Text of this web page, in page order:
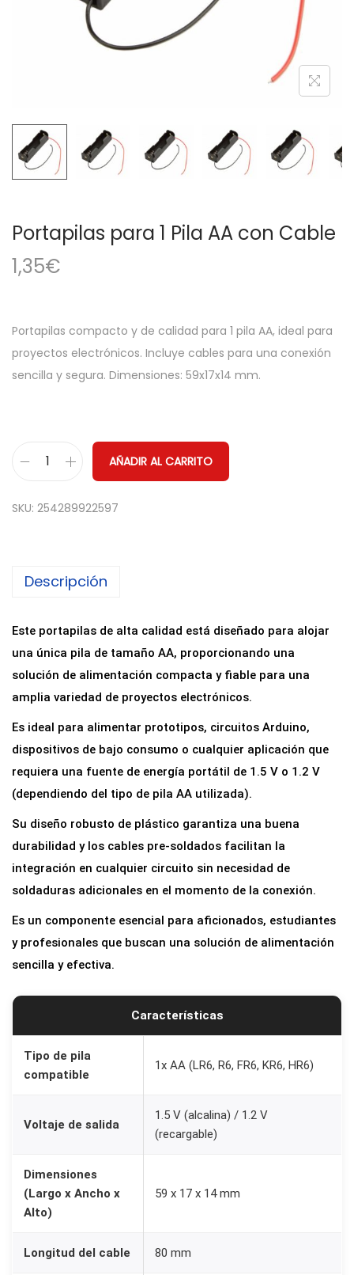
c
d
Portapilas para 1 Pila AA con Cable
1,35€
Portapilas compacto y de calidad para 1 pila AA, ideal para
proyectos electrónicos. Incluye cables para una conexión
sencilla y segura. Dimensiones: 59x17x14 mm.
r
p
l
a
s
p
i
l
a
A
A
c
o
l
t
i
a
AÑADIR AL CARRITO
SKU: 254289922597
Descripción
Este portapilas de alta calidad está diseñado para alojar
una única pila de tamaño AA, proporcionando una
solución de alimentación compacta y fiable para una
amplia variedad de proyectos electrónicos.
Es ideal para alimentar prototipos, circuitos Arduino,
dispositivos de bajo consumo o cualquier aplicación que
requiera una fuente de energía portátil de 1.5 V o 1.2 V
(dependiendo del tipo de pila AA utilizada).
Su diseño robusto de plástico garantiza una buena
durabilidad y los cables pre-soldados facilitan la
integración en cualquier circuito sin necesidad de
soldaduras adicionales en el momento de la conexión.
Es un componente esencial para aficionados, estudiantes
y profesionales que buscan una solución de alimentación
sencilla y efectiva.
Características
Tipo de pila
compatible
1x AA (LR6, R6, FR6, KR6, HR6)
Voltaje de salida
1.5 V (alcalina) / 1.2 V
(recargable)
Dimensiones
(Largo x Ancho x
Alto)
59 x 17 x 14 mm
Longitud del cable 80 mm